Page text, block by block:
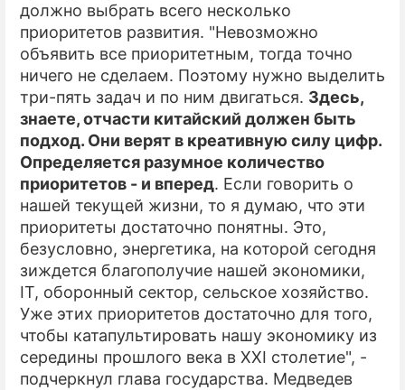
должно выбрать всего несколько
приоритетов развития. "Невозможно
объявить все приоритетным, тогда точно
ничего не сделаем. Поэтому нужно выделить
три-пять задач и по ним двигаться. Здесь,
знаете, отчасти китайский должен быть
подход. Они верят в креативную силу цифр.
Определяется разумное количество
приоритетов - и вперед. Если говорить о
нашей текущей жизни, то я думаю, что эти
приоритеты достаточно понятны. Это,
безусловно, энергетика, на которой сегодня
зиждется благополучие нашей экономики,
IT, оборонный сектор, сельское хозяйство.
Уже этих приоритетов достаточно для того,
чтобы катапультировать нашу экономику из
середины прошлого века в XXI столетие", -
подчеркнул глава государства. Медведев